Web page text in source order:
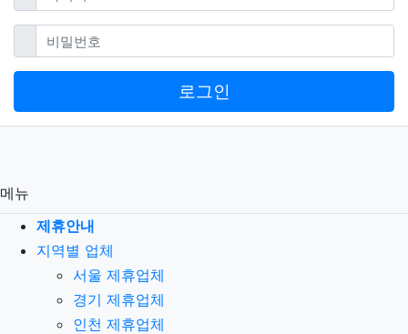
비밀번호필수
로그인
메뉴
제휴안내
지역별 업체
서울 제휴업체
경기 제휴업체
인천 제휴업체